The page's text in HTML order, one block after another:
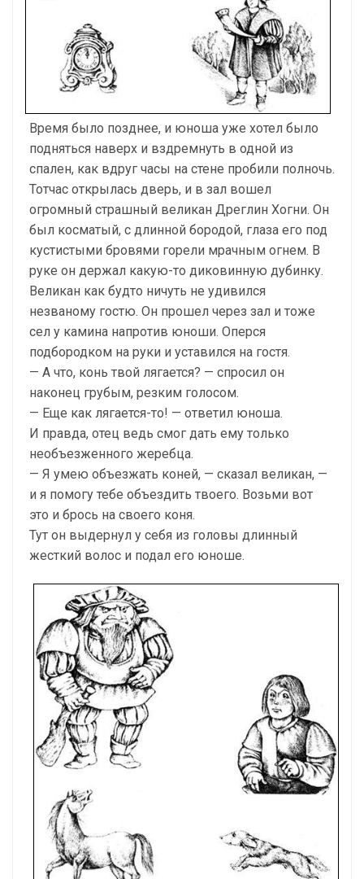
Время было позднее, и юноша уже хотел было
подняться наверх и вздремнуть в одной из
спален, как вдруг часы на стене пробили полночь.
Тотчас открылась дверь, и в зал вошел
огромный страшный великан Дреглин Хогни. Он
был косматый, с длинной бородой, глаза его под
кустистыми бровями горели мрачным огнем. В
руке он держал какую-то диковинную дубинку.
Великан как будто ничуть не удивился
незваному гостю. Он прошел через зал и тоже
сел у камина напротив юноши. Оперся
подбородком на руки и уставился на гостя.
— А что, конь твой лягается? — спросил он
наконец грубым, резким голосом.
— Еще как лягается-то! — ответил юноша.
И правда, отец ведь смог дать ему только
необъезженного жеребца.
— Я умею объезжать коней, — сказал великан, —
и я помогу тебе объездить твоего. Возьми вот
это и брось на своего коня.
Тут он выдернул у себя из головы длинный
жесткий волос и подал его юноше.